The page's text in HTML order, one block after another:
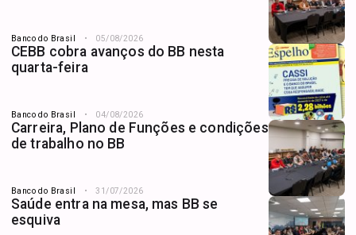
Banco do Brasil 05/08/2026
CEBB cobra avanços do BB nesta
quarta-feira
Banco do Brasil 04/08/2026
Carreira, Plano de Funções e condições
de trabalho no BB
Banco do Brasil 31/07/2026
Saúde entra na mesa, mas BB se
esquiva